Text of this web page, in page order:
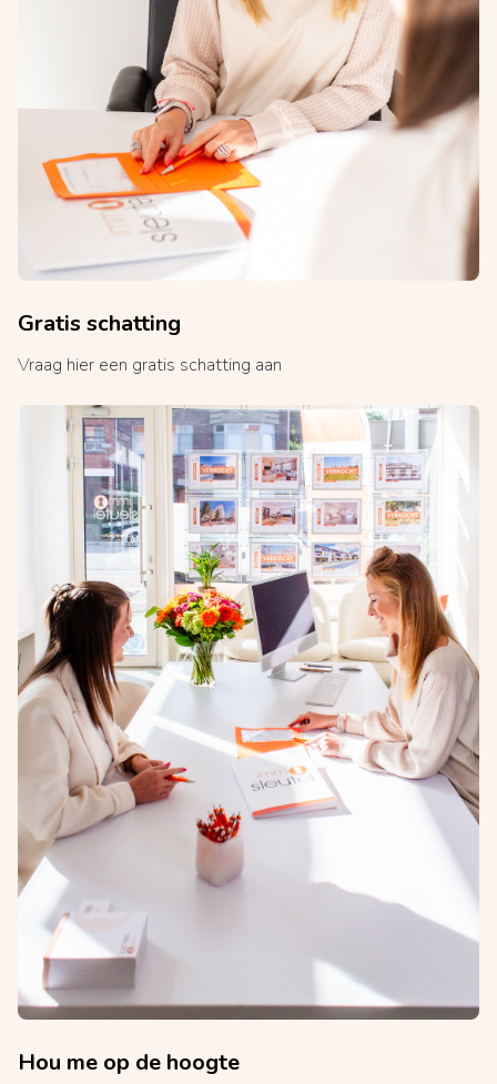
Gratis schatting
Vraag hier een gratis schatting aan
Hou me op de hoogte